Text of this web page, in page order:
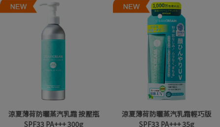
涼夏薄荷防曬蒸汽乳霜 按壓瓶
SPF33 PA+++ 300g
涼夏薄荷防曬蒸汽乳霜輕巧版
SPF33 PA+++ 35g